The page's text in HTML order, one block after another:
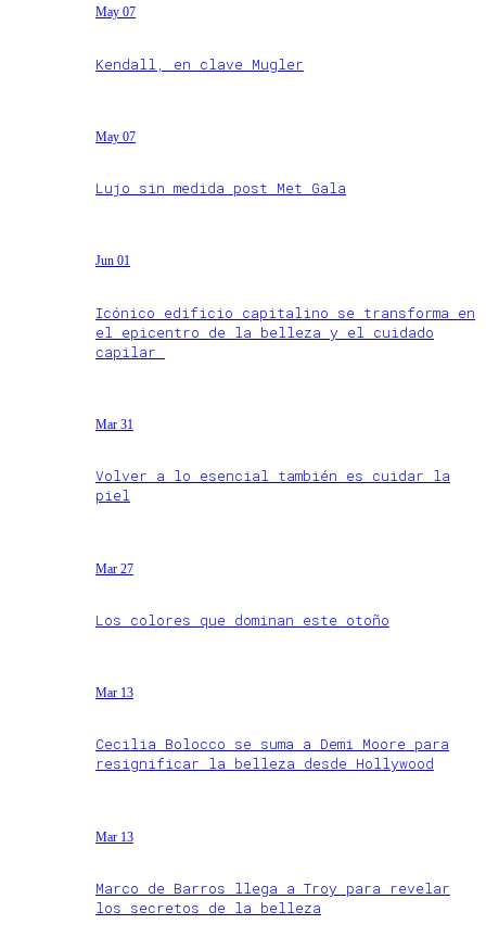
May 07
Kendall, en clave Mugler
May 07
Lujo sin medida post Met Gala
Jun 01
Icónico edificio capitalino se transforma en
el epicentro de la belleza y el cuidado
capilar
Mar 31
Volver a lo esencial también es cuidar la
piel
Mar 27
Los colores que dominan este otoño
Mar 13
Cecilia Bolocco se suma a Demi Moore para
resignificar la belleza desde Hollywood
Mar 13
Marco de Barros llega a Troy para revelar
los secretos de la belleza